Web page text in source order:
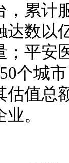
，累计
达数以
平安
个城
估值总
。